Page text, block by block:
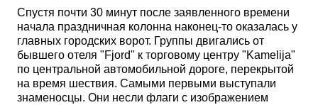
Спустя почти 30 минут после заявленного времени
начала праздничная колонна наконец-то оказалась у
главных городских ворот. Группы двигались от
бывшего отеля "Fjord" к торговому центру "Kamelija"
по центральной автомобильной дороге, перекрытой
на время шествия. Самыми первыми выступали
знаменосцы. Они несли флаги с изображением